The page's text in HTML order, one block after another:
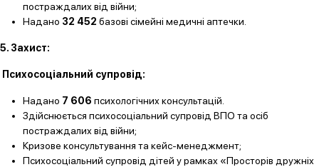
постраждалих від війни;
Надано 32 452 базові сімейні медичні аптечки.
5. Захист:
Психосоціальний супровід:
Надано 7 606 психологічних консультацій.
Здійснюється психосоціальний супровід ВПО та осіб
постраждалих від війни;
Кризове консультування та кейс-менеджмент;
Психосоціальний супровід дітей у рамках «Просторів дружніх